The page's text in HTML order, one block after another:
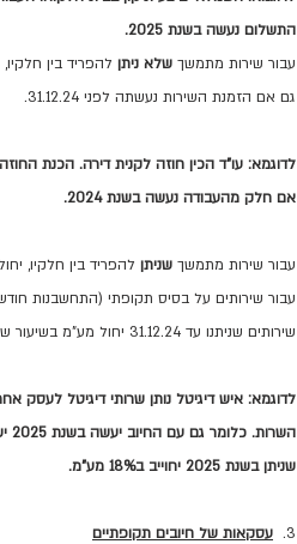
התשלום נעשה בשנת 2025.
עבור שירות מתמשך שלא ניתן
גם אם הזמנת השירות נעשתה לפני 31.12.24.
אם חלק מהעבודה נעשה בשנת 2024.
עבור שירות מתמשך שניתן להפריד בין חלקיו,
עבור שירותים על בסיס תקופתי (התחשבנות
שירותים שניתנו עד 31.12.24 יחול מע"מ בשיעור של 17%, ואילו בגין שירותים שינתנו החל מ1.1.25 יחול מע"מ בשיעור של 18%.
לדוגמא: איש דיגיטל נותן שרותי דיגיטל
שניתן בשנת 2025 יחוייב ב18% מע"מ.
3.
עסקאות של חיובים תקופתיים